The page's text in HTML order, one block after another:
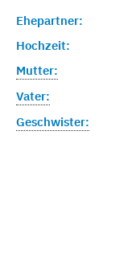
Ehepartner:
Hochzeit:
Mutter:
Vater:
Geschwister: